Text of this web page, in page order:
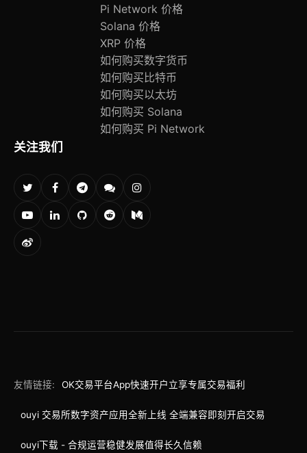
关注我们
Pi Network 价格
Solana 价格
XRP 价格
如何购买数字货币
如何购买比特币
如何购买以太坊
如何购买 Solana
如何购买 Pi Network
友情链接: OK交易平台App快速开户立享专属交易福利
ouyi 交易所数字资产应用全新上线 全端兼容即刻开启交易
ouyi下载 - 合规运营稳健发展值得长久信赖